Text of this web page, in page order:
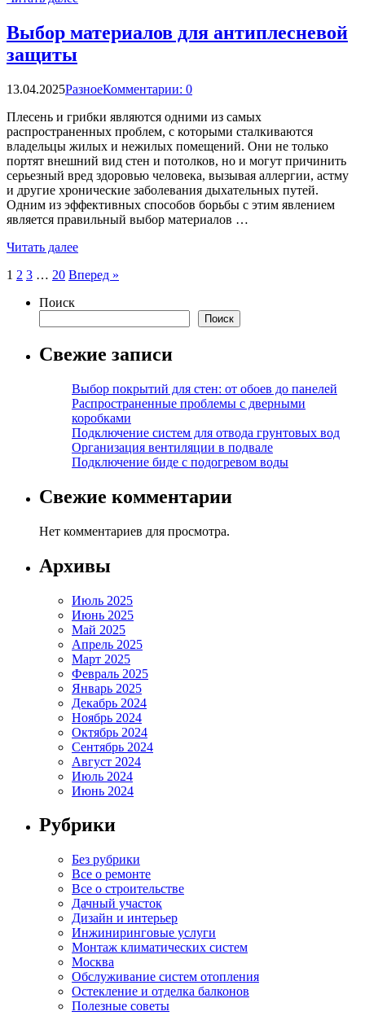
Выбор материалов для антиплесневой
защиты
13.04.2025РазноеКомментарии: 0
Плесень и грибки являются одними из самых
распространенных проблем, с которыми сталкиваются
владельцы жилых и нежилых помещений. Они не только
портят внешний вид стен и потолков, но и могут причинить
серьезный вред здоровью человека, вызывая аллергии, астму
и другие хронические заболевания дыхательных путей.
Одним из эффективных способов борьбы с этим явлением
является правильный выбор материалов …
Читать далее
Пагинация
записей
1 2 3 … 20 Вперед »
Поиск
Поиск
Свежие записи
Выбор покрытий для стен: от обоев до панелей
Распространенные проблемы с дверными
коробками
Подключение систем для отвода грунтовых вод
Организация вентиляции в подвале
Подключение биде с подогревом воды
Свежие комментарии
Нет комментариев для просмотра.
Архивы
Июль 2025
Июнь 2025
Май 2025
Апрель 2025
Март 2025
Февраль 2025
Январь 2025
Декабрь 2024
Ноябрь 2024
Октябрь 2024
Сентябрь 2024
Август 2024
Июль 2024
Июнь 2024
Рубрики
Без рубрики
Все о ремонте
Все о строительстве
Дачный участок
Дизайн и интерьер
Инжиниринговые услуги
Монтаж климатических систем
Москва
Обслуживание систем отопления
Остекление и отделка балконов
Полезные советы